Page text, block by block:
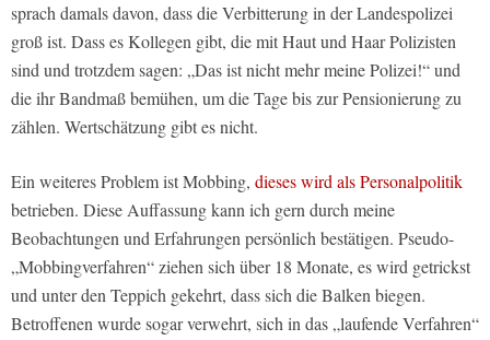
sprach damals davon, dass die Verbitterung in der Landespolizei
groß ist. Dass es Kollegen gibt, die mit Haut und Haar Polizisten
sind und trotzdem sagen: „Das ist nicht mehr meine Polizei!“ und
die ihr Bandmaß bemühen, um die Tage bis zur Pensionierung zu
zählen. Wertschätzung gibt es nicht.
Ein weiteres Problem ist Mobbing, dieses wird als Personalpolitik
betrieben. Diese Auffassung kann ich gern durch meine
Beobachtungen und Erfahrungen persönlich bestätigen. Pseudo-
„Mobbingverfahren“ ziehen sich über 18 Monate, es wird getrickst
und unter den Teppich gekehrt, dass sich die Balken biegen.
Betroffenen wurde sogar verwehrt, sich in das „laufende Verfahren“